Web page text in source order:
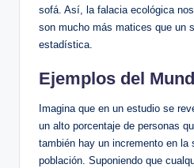
sofá. Así, la falacia ecológica
son mucho más matices que un
estadística.
Ejemplos del
Imagina que en un estudio se
un alto porcentaje de personas
también hay un incremento en la
población. Suponiendo que